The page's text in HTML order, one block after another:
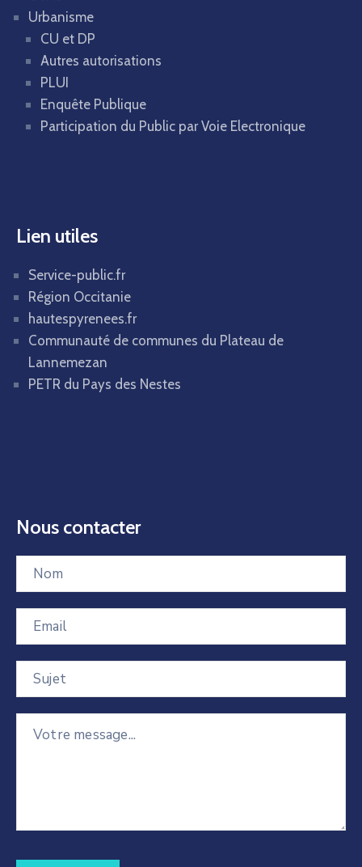
Urbanisme
CU et DP
Autres autorisations
PLUI
Enquête Publique
Participation du Public par Voie Electronique
Lien utiles
Service-public.fr
Région Occitanie
hautespyrenees.fr
Communauté de communes du Plateau de
Lannemezan
PETR du Pays des Nestes
Nous contacter